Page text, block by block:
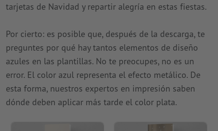
tarjetas de Navidad y repartir alegría en estas fiestas.
Por cierto: es posible que, después de la descarga, te
preguntes por qué hay tantos elementos de diseño
azules en las plantillas. No te preocupes, no es un
error. El color azul representa el efecto metálico. De
esta forma, nuestros expertos en impresión saben
dónde deben aplicar más tarde el color plata.